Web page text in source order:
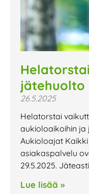
jätehuolto
26.5.2025
Helatorstai
aukioloaikoihin ja
Aukioloajat
asiakaspalvelu
29.5.2025.
Lue lisää »